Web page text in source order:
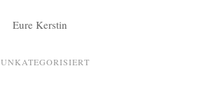
Eure Kerstin
UNKATEGORISIERT